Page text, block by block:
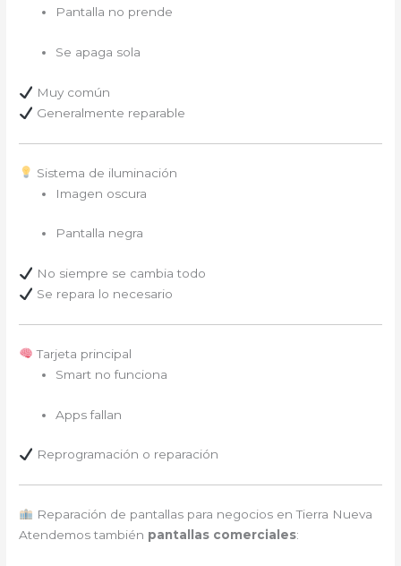
Pantalla no prende
Se apaga sola
Muy común
Generalmente reparable
Sistema de iluminación
Imagen oscura
Pantalla negra
No siempre se cambia todo
Se repara lo necesario
Tarjeta principal
Smart no funciona
Apps fallan
Reprogramación o reparación
Reparación de pantallas para negocios en Tierra Nueva
Atendemos también pantallas comerciales: